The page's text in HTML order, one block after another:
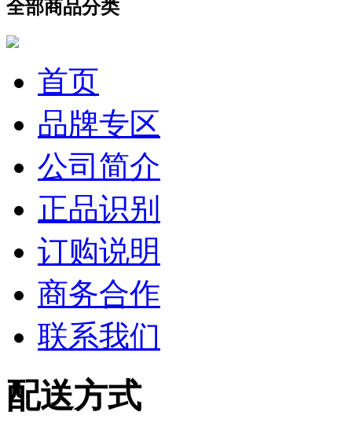
全部商品分类
首页
品牌专区
公司简介
正品识别
订购说明
商务合作
联系我们
配送方式